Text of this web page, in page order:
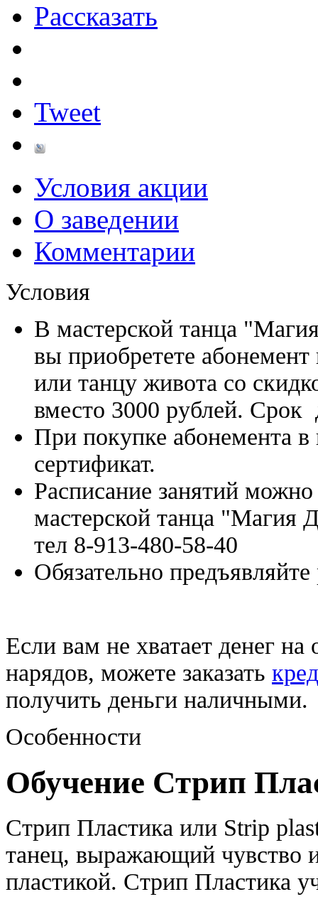
Рассказать
Tweet
Условия акции
О заведении
Комментарии
Условия
В мастерской танца
вы приобретете
или танцу живота со
вместо 3000 рублей. Срок
При покупке абонемента в
сертификат.
Расписание занятий
мастерской танца
тел 8-913-480-58-40
Обязательно
Если вам не хватает денег
нарядов, можете заказать
получить деньги наличными.
Особенности
Обучение Стрип
Стрип Пластика или Strip
танец, выражающий чувство
пластикой. Стрип Пластика